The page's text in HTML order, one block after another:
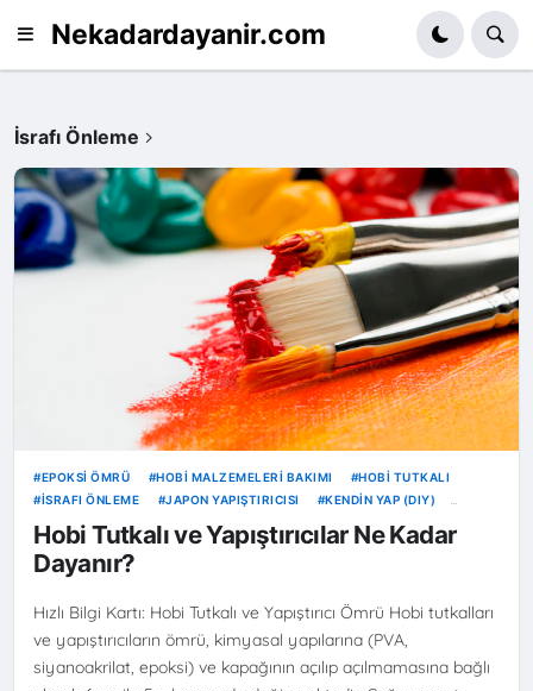
Nekadardayanir.com
İsrafı Önleme
EPOKSI ÖMRÜ HOBI MALZEMELERI BAKIMI
HOBI TUTKALI
İSRAFI ÖNLEME
JAPON YAPIŞTIRICISI
KENDIN YAP (DIY)
KURUYAN TUTKALI KURTARMA
YAPIŞTIRICI RAF ÖMRÜ
Hobi Tutkalı ve Yapıştırıcılar Ne Kadar
Dayanır?
Hızlı Bilgi Kartı: Hobi Tutkalı ve Yapıştırıcı Ömrü Hobi tutkalları
ve yapıştırıcıların ömrü, kimyasal yapılarına (PVA,
siyanoakrilat, epoksi) ve kapağının açılıp açılmamasına bağlı